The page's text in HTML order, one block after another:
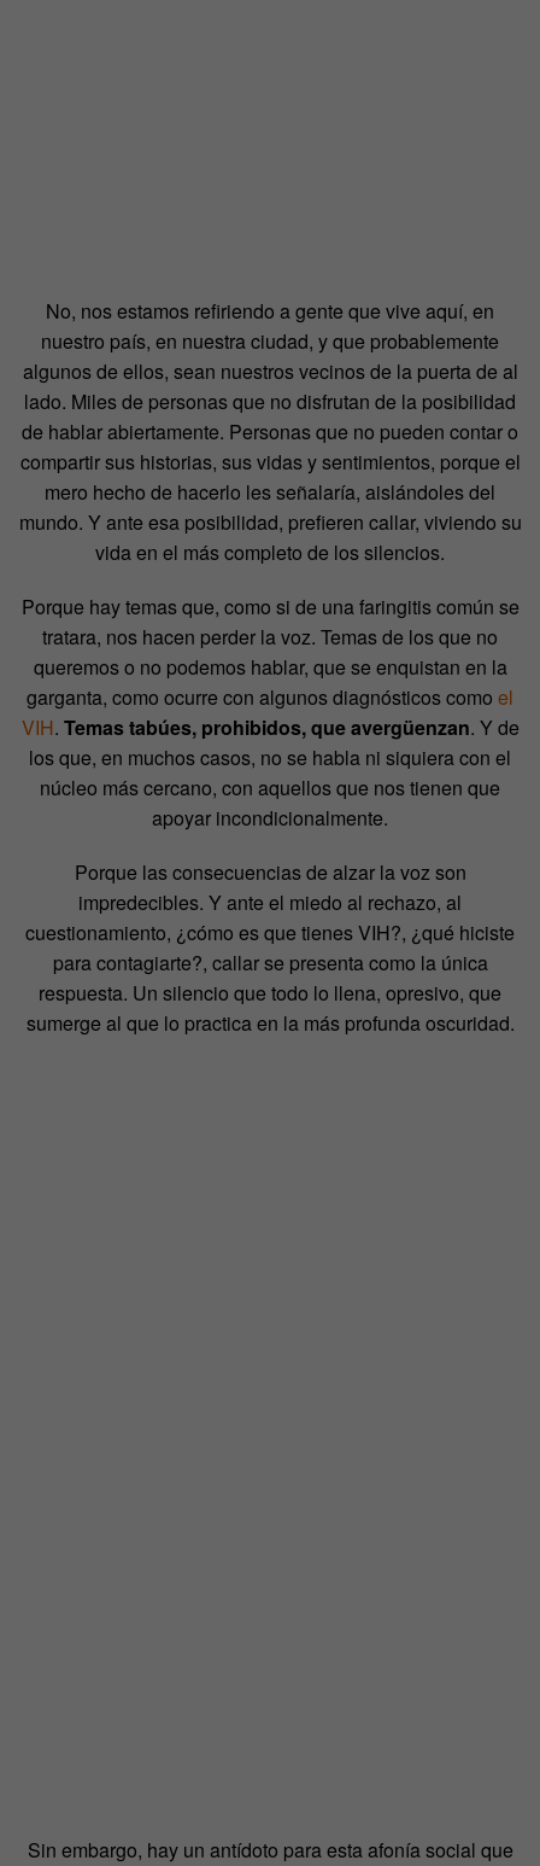
No, nos estamos refiriendo a gente que vive aquí, en
nuestro país, en nuestra ciudad, y que probablemente
algunos de ellos, sean nuestros vecinos de la puerta de al
lado. Miles de personas que no disfrutan de la posibilidad
de hablar abiertamente. Personas que no pueden contar o
compartir sus historias, sus vidas y sentimientos, porque el
mero hecho de hacerlo les señalaría, aislándoles del
mundo. Y ante esa posibilidad, prefieren callar, viviendo su
vida en el más completo de los silencios.
Porque hay temas que, como si de una faringitis común se
tratara, nos hacen perder la voz. Temas de los que no
queremos o no podemos hablar, que se enquistan en la
garganta, como ocurre con algunos diagnósticos como el
VIH. Temas tabúes, prohibidos, que avergüenzan. Y de
los que, en muchos casos, no se habla ni siquiera con el
núcleo más cercano, con aquellos que nos tienen que
apoyar incondicionalmente.
Porque las consecuencias de alzar la voz son
impredecibles. Y ante el miedo al rechazo, al
cuestionamiento, ¿cómo es que tienes VIH?, ¿qué hiciste
para contagiarte?, callar se presenta como la única
respuesta. Un silencio que todo lo llena, opresivo, que
sumerge al que lo practica en la más profunda oscuridad.
Sin embargo, hay un antídoto para esta afonía social que